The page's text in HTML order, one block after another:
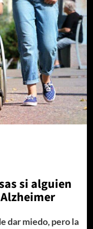
si alguien
dar miedo, pero la